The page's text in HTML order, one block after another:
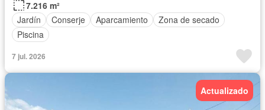
7.216 m²
Jardín
Conserje Aparcamiento
Zona de secado
Piscina
7 jul. 2026
Actualizado